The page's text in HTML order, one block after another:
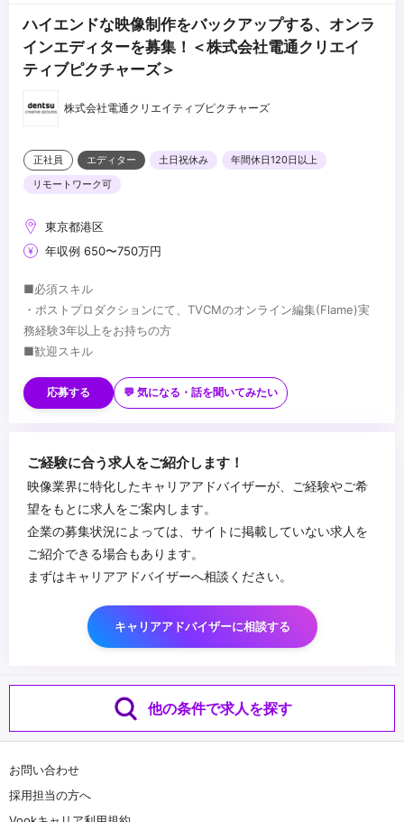
ハイエンドな映像制作をバックアップする、オンラ
インエディターを募集！＜株式会社電通クリエイ
ティブピクチャーズ＞
株式会社電通クリエイティブピクチャーズ
正社員 エディター 土日祝休み
年間休日120日以上
リモートワーク可
東京都港区
年収例 650〜750万円
■必須スキル
・ポストプロダクションにて、TVCMのオンライン編集(Flame)実
務経験3年以上をお持ちの方
■歓迎スキル
・生成AIをはじめ、先進映像技術の知見、活用実績
・バーチャルプロダクションに関する知見、経験
・技術習得に積極的な方
...
応募する 💬 気になる・話を聞いてみたい
ご経験に合う求人をご紹介します！
映像業界に特化したキャリアアドバイザーが、ご経験やご希
望をもとに求人をご案内します。
企業の募集状況によっては、サイトに掲載していない求人を
ご紹介できる場合もあります。
まずはキャリアアドバイザーへ相談ください。
キャリアアドバイザーに相談する
他の条件で求人を探す
お問い合わせ
採用担当の方へ